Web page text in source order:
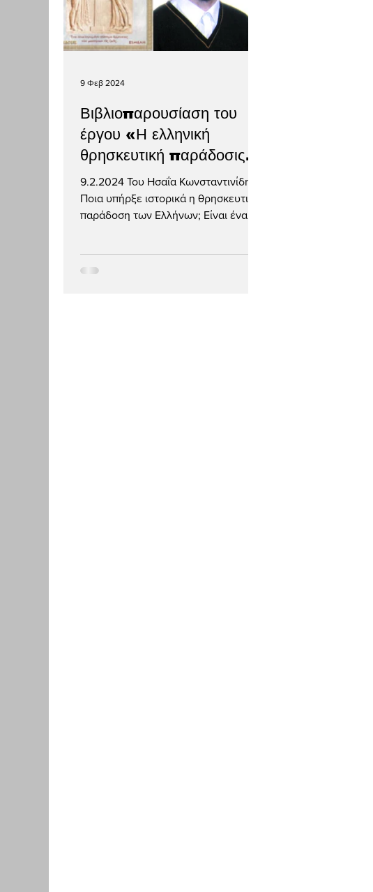
Βιβλιοπαρουσίαση του
έργου «Η ελληνική
θρησκευτική παράδοσις»
του Εύμολπου (Μανώλη)
Τσάμη
9.2.2024 Του Ησαΐα Κωνσταντινίδη
Ποια υπήρξε ιστορικά η θρησκευτική
παράδοση των Ελλήνων; Είναι ένα
9 Φεβ 2024